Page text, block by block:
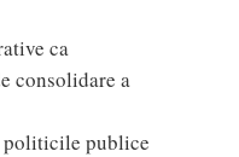
ca
consolidare a
politicile publice